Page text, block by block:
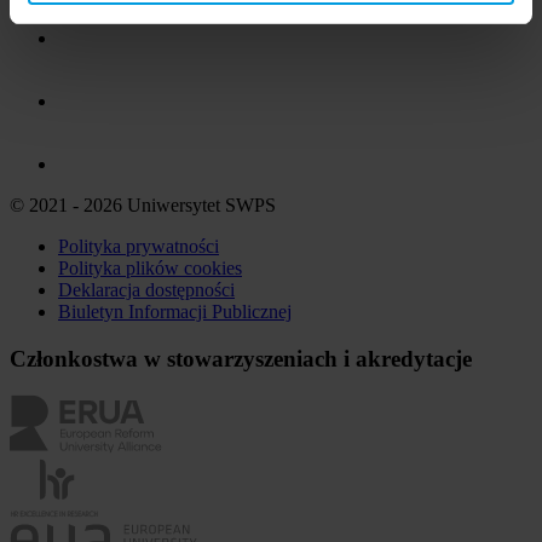
© 2021 - 2026 Uniwersytet SWPS
Polityka prywatności
Polityka plików cookies
Deklaracja dostępności
Biuletyn Informacji Publicznej
Członkostwa w stowarzyszeniach i akredytacje